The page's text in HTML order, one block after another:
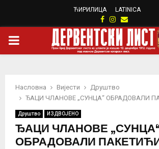
ЋИРИЛИЦА LATINICA
Facebook
Instagram
Email
PRIMARY
Насловна Вијести
Друштво
ЂАЦИ ЧЛАНОВЕ „СУНЦА“ ОБРАДОВАЛИ
Друштво ИЗДВОЈЕНО
ЂАЦИ ЧЛАНОВЕ
ОБРАДОВАЛИ